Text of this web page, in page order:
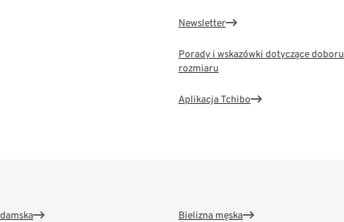
Newsletter
Porady i wskazówki dotyczące doboru
rozmiaru
Aplikacja Tchibo
Bielizna męska